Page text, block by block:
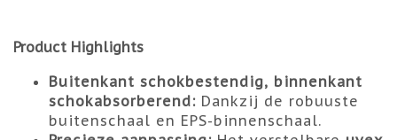
Product Highlights
Buitenkant schokbestendig, binnenkant
schokabsorberend: Dankzij de robuuste
buitenschaal en EPS-binnenschaal.